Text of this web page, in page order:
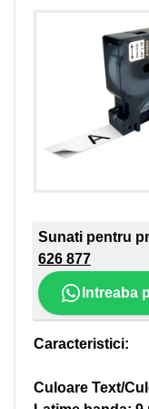
Sunati pentru
626 877
Intreaba
Caracteristici:
Culoare Text/